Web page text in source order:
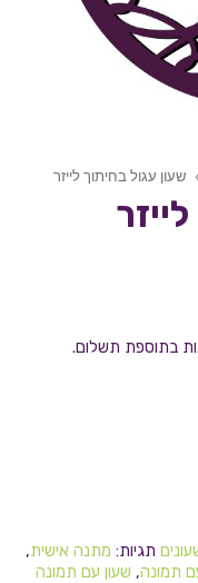
שעון עגול בחיתוך לייזר
בתוספת תשלום.
תגיות: מתנה אישית,
תמונה, שעון עם תמונה